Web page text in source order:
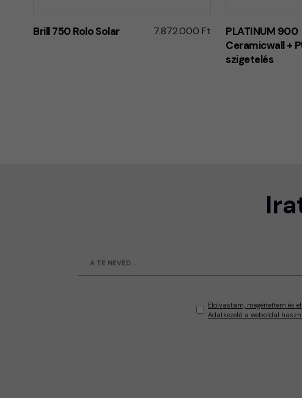
Brill 750 Rolo Solar 7.872.000 Ft
PLATINUM 900
Ceramicwall +
szigetelés
Elolvastam, megértettem és
Adatkezelő a weboldal